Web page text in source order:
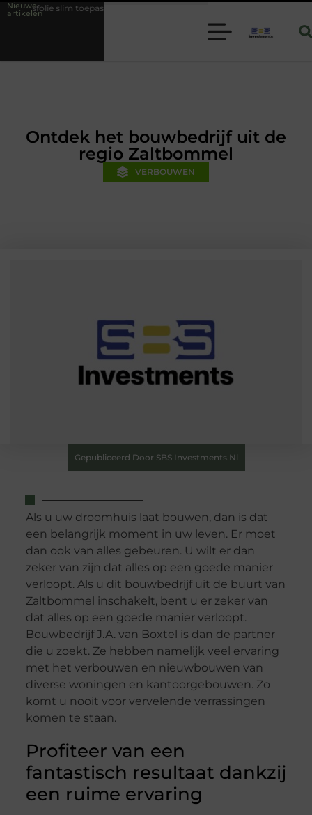
Nieuwe
artikelenbinnen moderne folie techniek
Ontdek het bouwbedrijf uit de
regio Zaltbommel
VERBOUWEN
Gepubliceerd Door SBS Investments.nl
Als u uw droomhuis laat bouwen, dan is dat
een belangrijk moment in uw leven. Er moet
dan ook van alles gebeuren. U wilt er dan
zeker van zijn dat alles op een goede manier
verloopt. Als u dit bouwbedrijf uit de buurt van
Zaltbommel inschakelt, bent u er zeker van
dat alles op een goede manier verloopt.
Bouwbedrijf J.A. van Boxtel is dan de partner
die u zoekt. Ze hebben namelijk veel ervaring
met het verbouwen en nieuwbouwen van
diverse woningen en kantoorgebouwen. Zo
komt u nooit voor vervelende verrassingen
komen te staan.
Profiteer van een
fantastisch resultaat dankzij
een ruime ervaring